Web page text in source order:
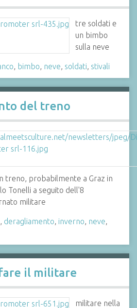
tre soldati e
un bimbo
sulla neve
, bimbo, neve, soldati, stivali
del treno
treno, probabilmente a Graz in
Tonelli a seguito dell'8
militare
, deragliamento, inverno, neve,
il militare
militare nella